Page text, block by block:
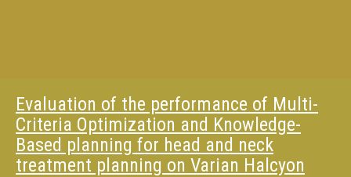
Evaluation of the performance of Multi-
Criteria Optimization and Knowledge-
Based planning for head and neck
treatment planning on Varian Halcyon